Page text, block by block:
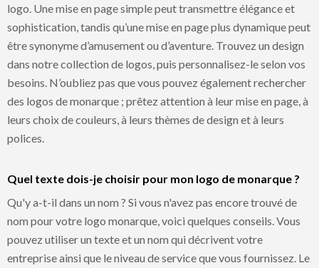
logo. Une mise en page simple peut transmettre élégance et
sophistication, tandis qu’une mise en page plus dynamique peut
être synonyme d’amusement ou d’aventure. Trouvez un design
dans notre collection de logos, puis personnalisez-le selon vos
besoins. N’oubliez pas que vous pouvez également rechercher
des logos de monarque ; prêtez attention à leur mise en page, à
leurs choix de couleurs, à leurs thèmes de design et à leurs
polices.
Quel texte dois-je choisir pour mon logo de monarque ?
Qu'y a-t-il dans un nom ? Si vous n'avez pas encore trouvé de
nom pour votre logo monarque, voici quelques conseils. Vous
pouvez utiliser un texte et un nom qui décrivent votre
entreprise ainsi que le niveau de service que vous fournissez. Le